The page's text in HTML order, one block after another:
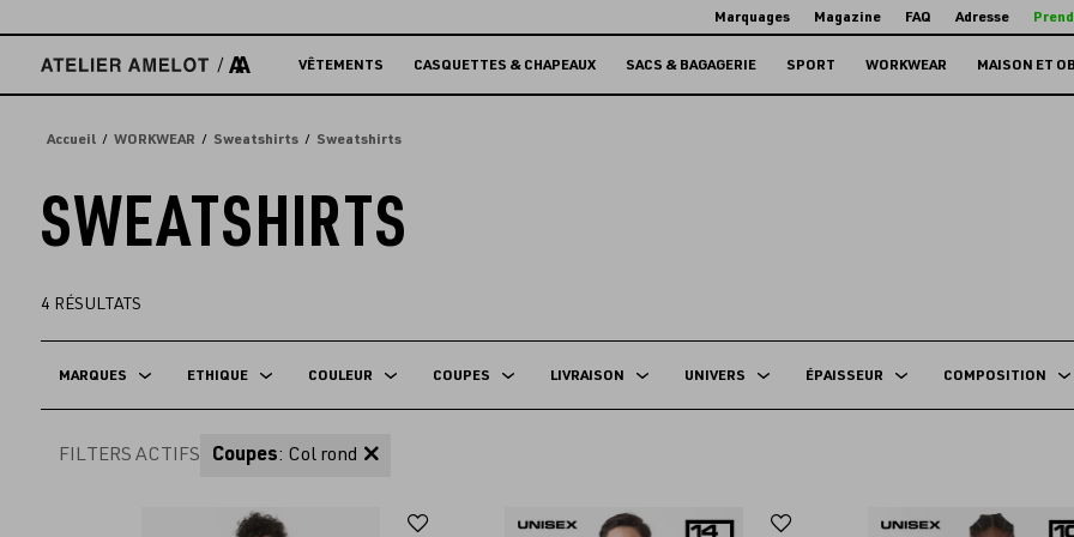
directement
contenu
Marquages Magazine FAQ Adresse
VÊTEMENTS CASQUETTES & CHAPEAUX SACS & BAGAGERIE SPORT WORKWEAR MAISON ET
Accueil WORKWEAR Sweatshirts Sweatshirts
SWEATSHIRTS
4 RÉSULTATS
MARQUES ETHIQUE COULEUR COUPES LIVRAISON UNIVERS ÉPAISSEUR COMPOSITION
FILTERS ACTIFS Coupes: Col rond
Ajouter
Ajouter